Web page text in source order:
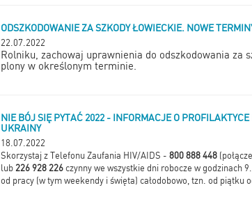
ODSZKODOWANIE ZA SZKODY ŁOWIECKIE. NOWE
22.07.2022
Rolniku, zachowaj uprawnienia do odszkodowania za
plony w określonym terminie.
NIE BÓJ SIĘ PYTAĆ 2022 - INFORMACJE O
UKRAINY
18.07.2022
Skorzystaj z Telefonu Zaufania HIV/AIDS - 800 888 448
lub 226 928 226 czynny we wszystkie dni robocze w godzinach
od pracy (w tym weekendy i święta) całodobowo, tzn. od piątku